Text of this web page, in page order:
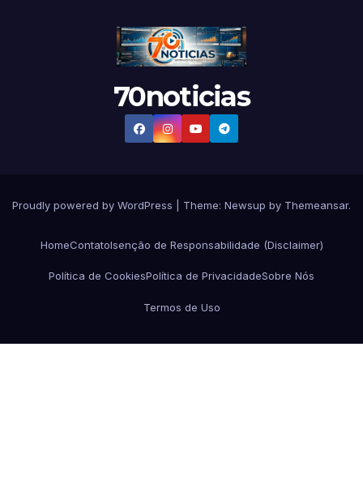
70noticias
Proudly powered by WordPress Theme: Newsup by Themeansar.
HomeContatoIsenção de Responsabilidade (Disclaimer)
Política de CookiesPolítica de PrivacidadeSobre Nós
Termos de Uso